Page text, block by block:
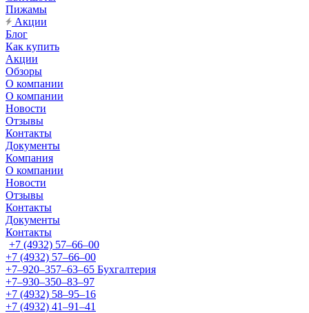
Пижамы
Акции
Блог
Как купить
Акции
Обзоры
О компании
О компании
Новости
Отзывы
Контакты
Документы
Компания
О компании
Новости
Отзывы
Контакты
Документы
Контакты
+7 (4932) 57‒66‒00
+7 (4932) 57‒66‒00
+7‒920‒357‒63‒65 Бухгалтерия
+7‒930‒350‒83‒97
+7 (4932) 58‒95‒16
+7 (4932) 41‒91‒41